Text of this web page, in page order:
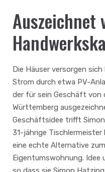
Auszeichnet
Die Häuser versorgen
Strom durch etwa PV-
der für sein Geschäft von
Württemberg
Geschäftsidee trifft
31-jährige
eine echte Alternative
Eigentumswohnung.